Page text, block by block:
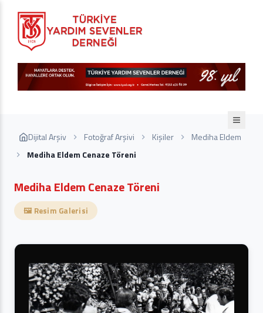
Dijital Arşiv Fotoğraf Arşivi Kişiler
Mediha Eldem
Mediha Eldem Cenaze Töreni
Mediha Eldem Cenaze Töreni
🖼️ Resim Galerisi